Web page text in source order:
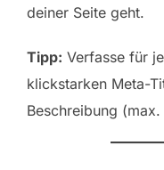
deiner Seite geht.
Tipp: Verfasse für
klickstarken Meta-
Beschreibung